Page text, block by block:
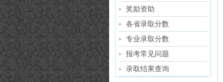
奖励资助
各省录取分数
专业录取分数
报考常见问题
录取结果查询